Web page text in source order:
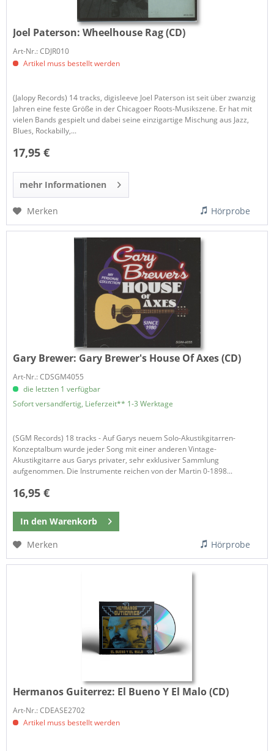
Joel Paterson:Wheelhouse Rag (CD)
Art-Nr.: CDJR010
Artikel muss bestellt werden
(Jalopy Records) 14 tracks, digisleeve Joel Paterson ist seit über zwanzig
Jahren eine feste Größe in der Chicagoer Roots-Musikszene. Er hat mit
vielen Bands gespielt und dabei seine einzigartige Mischung aus Jazz,
Blues, Rockabilly,...
17,95 €
mehr Informationen
Merken Hörprobe
Gary Brewer: Gary Brewer's House Of Axes (CD)
Art-Nr.: CDSGM4055
die letzten 1 verfügbar
Sofort versandfertig, Lieferzeit** 1-3 Werktage
(SGM Records) 18 tracks - Auf Garys neuem Solo-Akustikgitarren-
Konzeptalbum wurde jeder Song mit einer anderen Vintage-
Akustikgitarre aus Garys privater, sehr exklusiver Sammlung
aufgenommen. Die Instrumente reichen von der Martin 0-1898...
16,95 €
In den Warenkorb
Merken
Hörprobe
Hermanos Guiterrez: El Bueno Y El Malo (CD)
Art-Nr.: CDEASE2702
Artikel muss bestellt werden